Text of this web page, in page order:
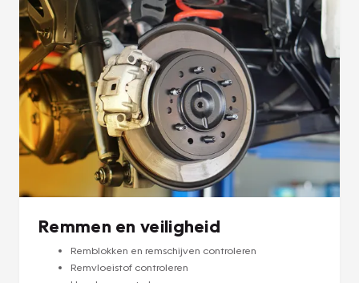
Remmen en veiligheid
Remblokken en remschijven controleren
Remvloeistof controleren